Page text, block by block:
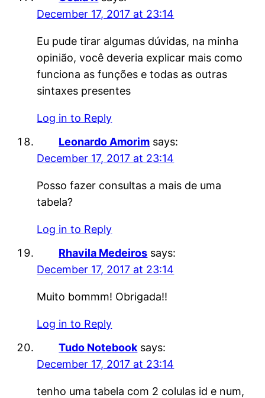
December 17, 2017 at 23:14
Eu pude tirar algumas dúvidas, na minha
opinião, você deveria explicar mais como
funciona as funções e todas as outras
sintaxes presentes
Log in to Reply
Leonardo Amorim says:
December 17, 2017 at 23:14
Posso fazer consultas a mais de uma
tabela?
Log in to Reply
Rhavila Medeiros says:
December 17, 2017 at 23:14
Muito bommm! Obrigada!!
Log in to Reply
Tudo Notebook says:
December 17, 2017 at 23:14
tenho uma tabela com 2 colulas id e num,